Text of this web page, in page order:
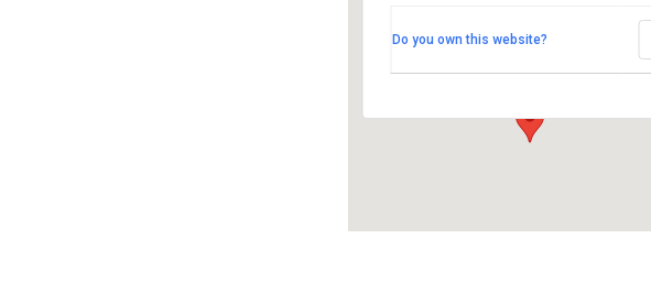
Opistotie 1 - Kuortane
Do you own this website?